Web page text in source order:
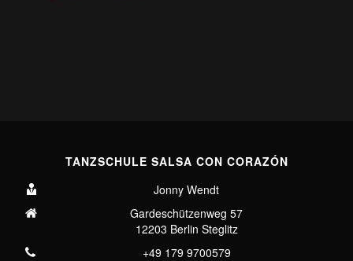
TANZSCHULE SALSA CON CORAZÓN
Jonny Wendt
Gardeschützenweg 57
12203 Berlin Steglitz
+49 179 9700579